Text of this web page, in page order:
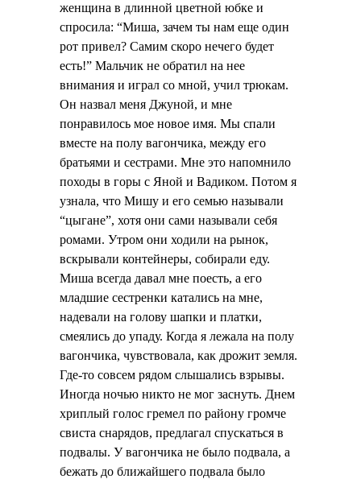
женщина в длинной цветной юбке и
спросила: “Миша, зачем ты нам еще один
рот привел? Самим скоро нечего будет
есть!” Мальчик не обратил на нее
внимания и играл со мной, учил трюкам.
Он назвал меня Джуной, и мне
понравилось мое новое имя. Мы спали
вместе на полу вагончика, между его
братьями и сестрами. Мне это напомнило
походы в горы с Яной и Вадиком. Потом я
узнала, что Мишу и его семью называли
“цыгане”, хотя они сами называли себя
ромами. Утром они ходили на рынок,
вскрывали контейнеры, собирали еду.
Миша всегда давал мне поесть, а его
младшие сестренки катались на мне,
надевали на голову шапки и платки,
смеялись до упаду. Когда я лежала на полу
вагончика, чувствовала, как дрожит земля.
Где-то совсем рядом слышались взрывы.
Иногда ночью никто не мог заснуть. Днем
хриплый голос гремел по району громче
свиста снарядов, предлагал спускаться в
подвалы. У вагончика не было подвала, а
бежать до ближайшего подвала было